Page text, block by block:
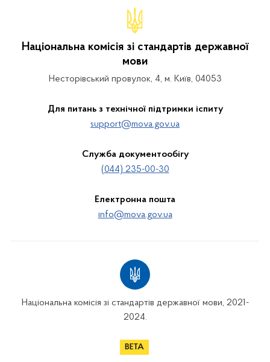
Національна комісія зі стандартів державної
мови
Несторівський провулок, 4, м. Київ, 04053
Для питань з технічної підтримки іспиту
support@mova.gov.ua
Служба документообігу
(044) 235-00-30
Електронна пошта
info@mova.gov.ua
Національна комісія зі стандартів державної мови, 2021-
2024.